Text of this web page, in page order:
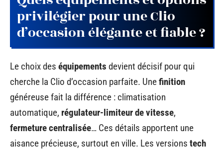
privilégier pour une Clio
d’occasion élégante et fiable ?
Le choix des équipements devient décisif pour qui
cherche la Clio d’occasion parfaite. Unefinition
généreuse fait la différence : climatisation
automatique, régulateur-limiteur de vitesse,
fermeture centralisée… Ces détails apportent une
aisance précieuse, surtout en ville. Les versions tech